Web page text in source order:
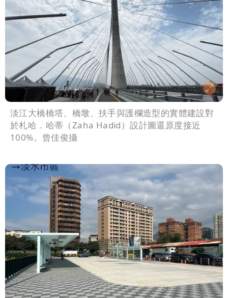
淡江大橋橋塔、橋墩、扶手與護欄造型的實體建設對
於札哈．哈蒂（Zaha Hadid）設計圖還原度接近
100%。曾佳俊攝